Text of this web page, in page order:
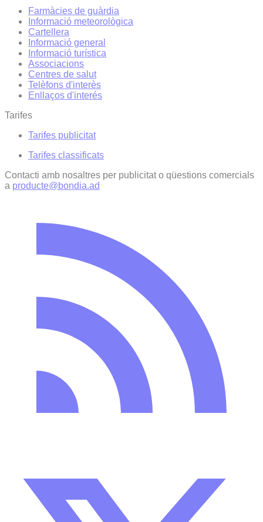
Farmàcies de guàrdia
Informació meteorològica
Cartellera
Informació general
Informació turística
Associacions
Centres de salut
Telèfons d'interès
Enllaços d'interés
Tarifes
Tarifes publicitat
Tarifes classificats
Contacti amb nosaltres per publicitat o qüestions comercials
a producte@bondia.ad